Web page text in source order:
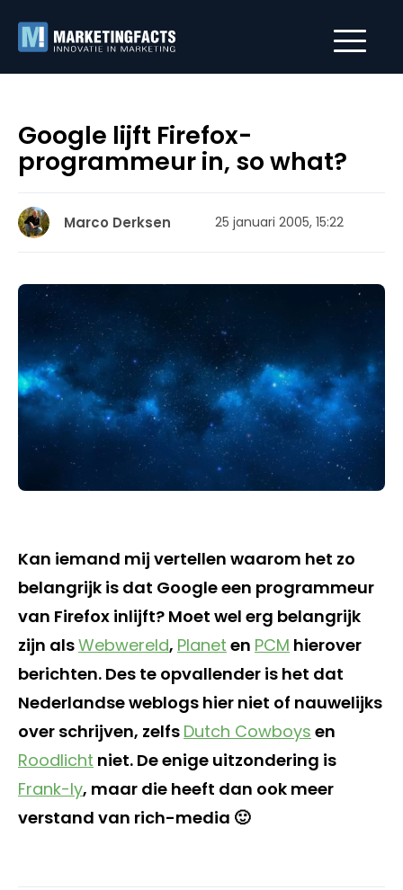
Google lijft Firefox-
programmeur in, so what?
Marco Derksen 25 januari 2005, 15:22
Kan iemand mij vertellen waarom het zo
belangrijk is dat Google een programmeur
van Firefox inlijft? Moet wel erg belangrijk
zijn alsWebwereld, Planet en PCM hierover
berichten. Des te opvallender is het dat
Nederlandse weblogs hier niet of nauwelijks
over schrijven, zelfs Dutch Cowboys en
Roodlicht niet. De enige uitzondering is
Frank-ly, maar die heeft dan ook meer
verstand van rich-media 🙂